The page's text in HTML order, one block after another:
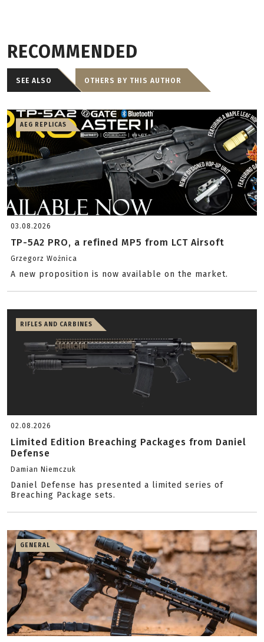
RECOMMENDED
SEE ALSO OTHERS BY THIS AUTHOR
AEG REPLICAS
03.08.2026
TP-5A2 PRO, a refined MP5 from LCT Airsoft
Grzegorz Woźnica
A new proposition is now available on the market.
RIFLES AND CARBINES
02.08.2026
Limited Edition Breaching Packages from Daniel
Defense
Damian Niemczuk
Daniel Defense has presented a limited series of
Breaching Package sets.
GENERAL